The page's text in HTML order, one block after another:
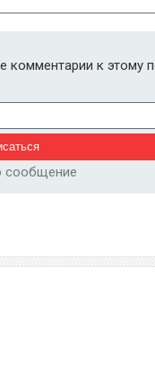
к этому
сообщение